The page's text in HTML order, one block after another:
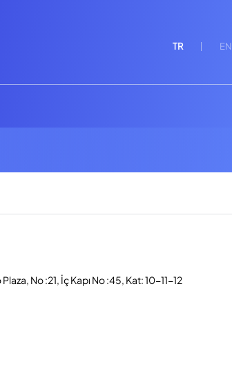
TR EN
No :21, İç Kapı No :45, Kat: 10-11-12